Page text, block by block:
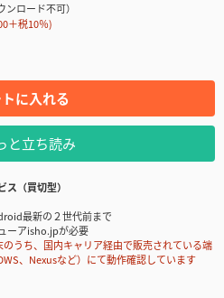
ロード不可）
＋税10％)
に入れる
と立ち読み
（買切型）
最新の２世代前まで
ーアisho.jpが必要
うち、国内キャリア経由で販売されている端
、Nexusなど）にて動作確認しています